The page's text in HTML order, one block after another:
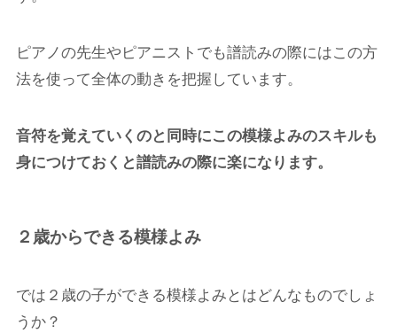
ピアノの先生やピアニストでも譜読みの際にはこの方
法を使って全体の動きを把握しています。
音符を覚えていくのと同時にこの模様よみのスキルも
身につけておくと譜読みの際に楽になります。
２歳からできる模様よみ
では２歳の子ができる模様よみとはどんなものでしょ
うか？